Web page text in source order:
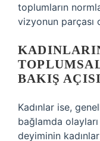
toplumların
vizyonun parçası
BAKIŞ AÇISI
Kadınlar ise,
bağlamda
deyiminin kadınlar